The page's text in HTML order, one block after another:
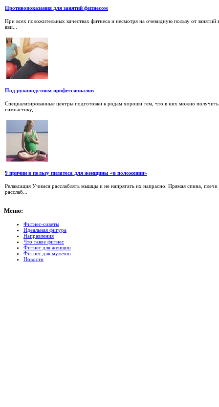
Противопоказания для занятий фитнесом
При всех положительных качествах фитнеса и несмотря на очевидную пользу от
вви...
Под руководством профессионалов
Специализированные центры подготовки к родам хороши тем, что в них можно получить
гимнастику, ...
9 причин в пользу пилатеса для женщины «в положении»
Релаксация Учимся расслаблять мышцы и не напрягать их напрасно. Прямая спина,
расслаб...
Меню:
Фитнес-советы
Идеальная фигура
Направления
Что такое фитнес
Фитнес для женщин
Фитнес для мужчин
Новости